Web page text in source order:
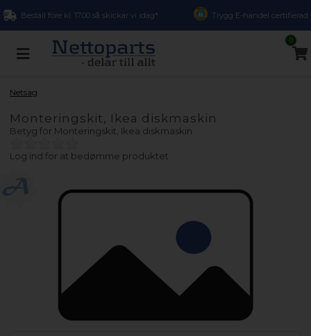
Beställ före kl. 17.00 så skickar vi idag* Trygg E-handel certifierad
0
Netsag
Monteringskit, Ikea diskmaskin
Betyg för Monteringskit, Ikea diskmaskin
Log ind for at bedømme produktet